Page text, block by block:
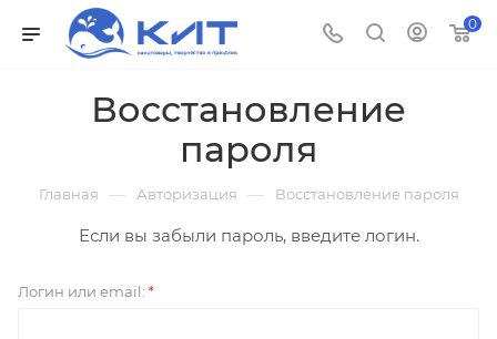
0
Восстановление
пароля
Главная — Авторизация — Восстановление пароля
Если вы забыли пароль, введите логин.
Логин или email: *